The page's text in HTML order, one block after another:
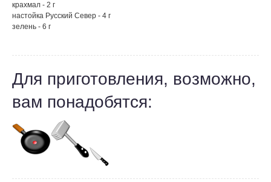
крахмал - 2 г
настойка Русский Север - 4 г
зелень - 6 г
Для приготовления, возможно,
вам понадобятся: